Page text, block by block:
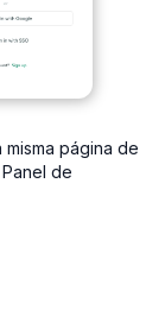
página de
de